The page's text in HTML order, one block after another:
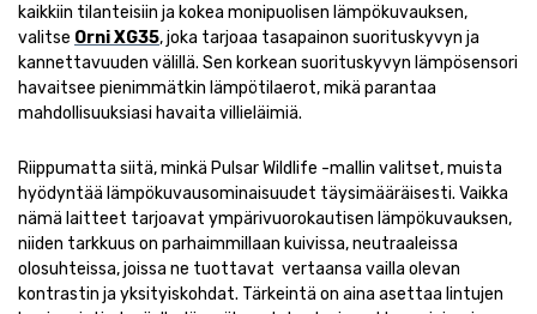
kaikkiin tilanteisiin ja kokea monipuolisen lämpökuvauksen,
valitse Orni XG35, joka tarjoaa tasapainon suorituskyvyn ja
kannettavuuden välillä. Sen korkean suorituskyvyn lämpösensori
havaitsee pienimmätkin lämpötilaerot, mikä parantaa
mahdollisuuksiasi havaita villieläimiä.
Riippumatta siitä, minkä Pulsar Wildlife -mallin valitset, muista
hyödyntää lämpökuvausominaisuudet täysimääräisesti. Vaikka
nämä laitteet tarjoavat ympärivuorokautisen lämpökuvauksen,
niiden tarkkuus on parhaimmillaan kuivissa, neutraaleissa
olosuhteissa, joissa ne tuottavat vertaansa vailla olevan
kontrastin ja yksityiskohdat. Tärkeintä on aina asettaa lintujen